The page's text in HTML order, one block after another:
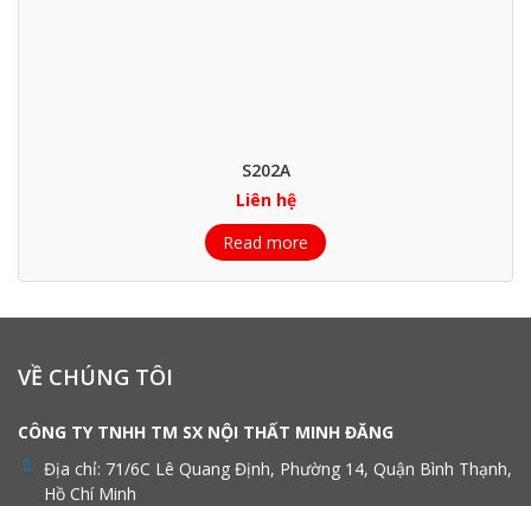
S202A
Liên hệ
Read more
VỀ CHÚNG TÔI
CÔNG TY TNHH TM SX NỘI THẤT MINH ĐĂNG
Địa chỉ: 71/6C Lê Quang Định, Phường 14, Quận Bình Thạnh,
Hồ Chí Minh